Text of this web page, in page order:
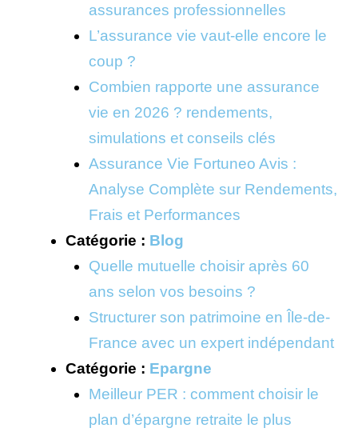
assurances professionnelles
L’assurance vie vaut-elle encore le
coup ?
Combien rapporte une assurance
vie en 2026 ? rendements,
simulations et conseils clés
Assurance Vie Fortuneo Avis :
Analyse Complète sur Rendements,
Frais et Performances
Catégorie : Blog
Quelle mutuelle choisir après 60
ans selon vos besoins ?
Structurer son patrimoine en Île-de-
France avec un expert indépendant
Catégorie : Epargne
Meilleur PER : comment choisir le
plan d’épargne retraite le plus